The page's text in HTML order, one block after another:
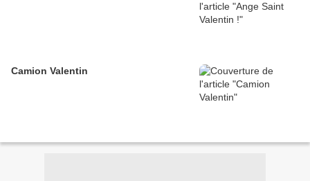
Camion Valentin